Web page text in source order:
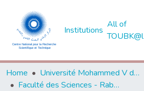
Institutions
All of
TOUBK@l
Home
Université Mohammed V de Rabat
Faculté des Sciences - Rabat